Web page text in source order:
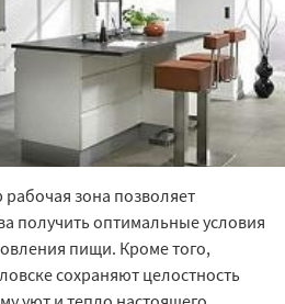
зона позволяет
получить оптимальные условия
пищи. Кроме того,
сохраняют целостность